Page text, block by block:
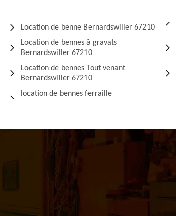
Location de benne Bernardswiller 67210
Location de bennes à gravats
Bernardswiller 67210
Location de bennes Tout venant
Bernardswiller 67210
location de bennes ferraille